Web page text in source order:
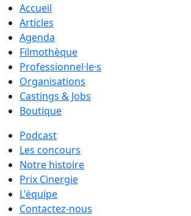
Accueil
Articles
Agenda
Filmothèque
Professionnel·le·s
Organisations
Castings & Jobs
Boutique
Podcast
Les concours
Notre histoire
Prix Cinergie
L'équipe
Contactez-nous